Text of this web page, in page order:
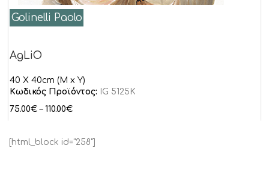
Golinelli Paolo
AgLiO
40 Χ 40cm (Μ x Υ)
Κωδικός Προϊόντος:
IG 5125K
75.00€ – 110.00€
[html_block id="258"]